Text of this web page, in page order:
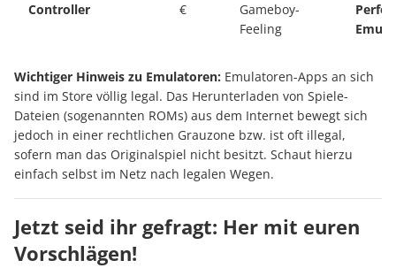
Controller
€
Gameboy-
Feeling
Wichtiger Hinweis zu Emulatoren: Emulatoren-Apps an sich
sind im Store völlig legal. Das Herunterladen von Spiele-
Dateien (sogenannten ROMs) aus dem Internet bewegt sich
jedoch in einer rechtlichen Grauzone bzw. ist oft illegal,
sofern man das Originalspiel nicht besitzt. Schaut hierzu
einfach selbst im Netz nach legalen Wegen.
Jetzt seid ihr gefragt: Her mit euren
Vorschlägen!